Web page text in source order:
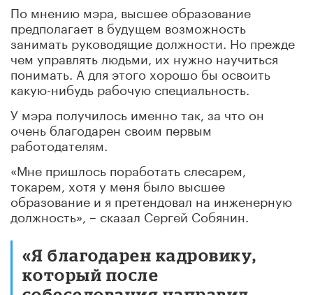
По мнению мэра, высшее образование
предполагает в будущем возможность
занимать руководящие должности. Но прежде
чем управлять людьми, их нужно научиться
понимать. А для этого хорошо бы освоить
какую-нибудь рабочую специальность.
У мэра получилось именно так, за что он
очень благодарен своим первым
работодателям.
«Мне пришлось поработать слесарем,
токарем, хотя у меня было высшее
образование и я претендовал на инженерную
должность», – сказал Сергей Собянин.
«Я благодарен кадровику,
который после